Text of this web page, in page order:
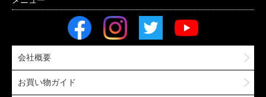
会社概要
お買い物ガイド